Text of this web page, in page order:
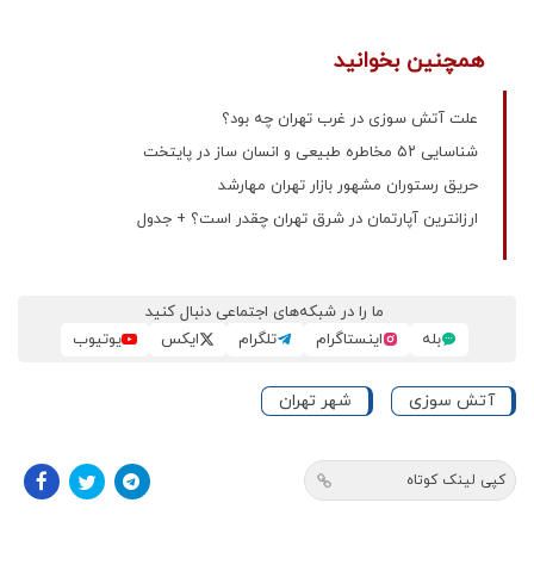
همچنین بخوانید
علت آتش‌ سوزی در غرب تهران چه بود؟
شناسایی ۵۲ مخاطره طبیعی و انسان ساز در پایتخت
حریق رستوران مشهور بازار تهران مهارشد
ارزانترین آپارتمان در شرق تهران چقدر است؟ + جدول
ما را در شبکه‌های اجتماعی دنبال کنید
بله
اینستاگرام تلگرام ایکس یوتیوب
آتش سوزی شهر تهران
کپی لینک کوتاه